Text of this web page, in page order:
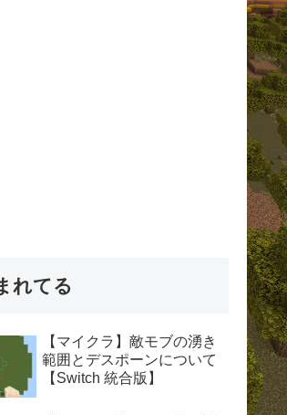
れてる
【マイクラ】敵モブの湧き
範囲とデスポーンについて
【Switch 統合版】